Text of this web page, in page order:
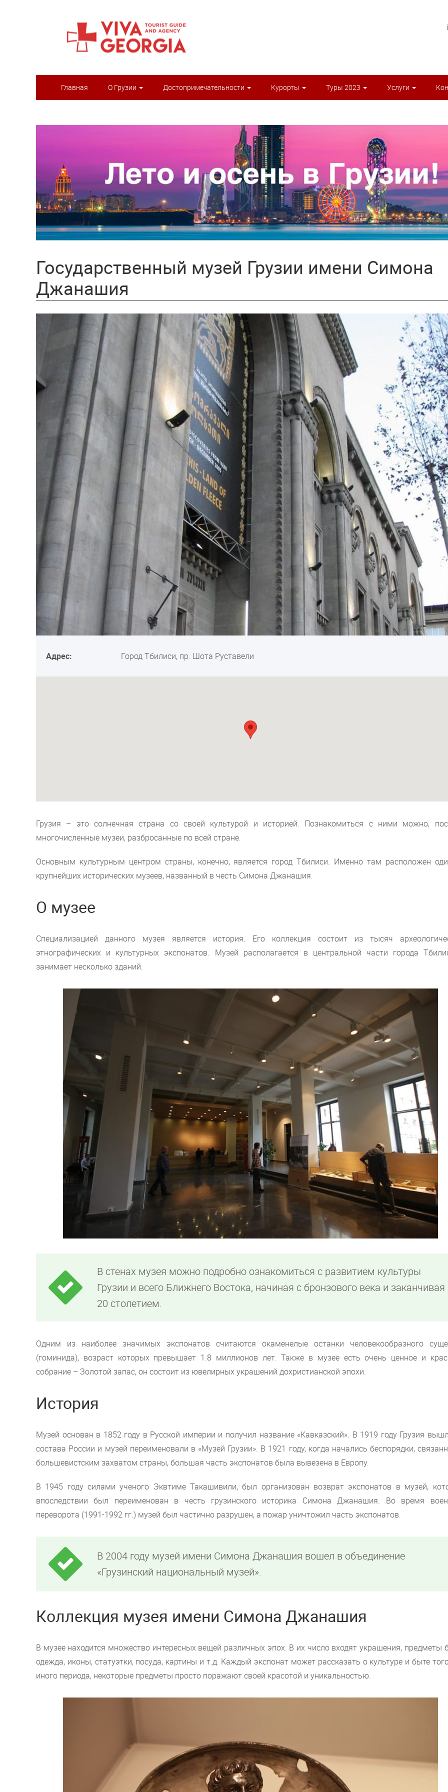
Главная О Грузии Достопримечательности Курорты Туры 2023 Услуги
Государственный музей Грузии имени Симона
Джанашия
Адрес: Город Тбилиси, пр. Шота Руставели
Грузия – это солнечная страна со своей культурой и историей. Познакомиться с ними можно,
многочисленные музеи, разбросанные по всей стране.
Основным культурным центром страны, конечно, является город Тбилиси. Именно там расположен
крупнейших исторических музеев, названный в честь Симона Джанашия.
О музее
Специализацией данного музея является история. Его коллекция состоит из тысяч
этнографических и культурных экспонатов. Музей располагается в центральной части города
занимает несколько зданий.
В стенах музея можно подробно ознакомиться с развитием культуры
Грузии и всего Ближнего Востока, начиная с бронзового века и заканчивая
20 столетием.
Одним из наиболее значимых экспонатов считаются окаменелые останки человекообразного
(гоминида), возраст которых превышает 1.8 миллионов лет. Также в музее есть очень ценное и
собрание – Золотой запас, он состоит из ювелирных украшений дохристианской эпохи.
История
Музей основан в 1852 году в Русской империи и получил название «Кавказский». В 1919 году Грузия
состава России и музей переименовали в «Музей Грузии». В 1921 году, когда начались беспорядки,
большевистским захватом страны, большая часть экспонатов была вывезена в Европу.
В 1945 году силами ученого Эквтиме Такашивили, был организован возврат экспонатов в музей,
впоследствии был переименован в честь грузинского историка Симона Джанашия. Во время
переворота (1991-1992 гг.) музей был частично разрушен, а пожар уничтожил часть экспонатов.
В 2004 году музей имени Симона Джанашия вошел в объединение
«Грузинский национальный музей».
Коллекция музея имени Симона Джанашия
В музее находится множество интересных вещей различных эпох. В их число входят украшения, предметы
одежда, иконы, статуэтки, посуда, картины и т.д. Каждый экспонат может рассказать о культуре и быте
иного периода, некоторые предметы просто поражают своей красотой и уникальностью.